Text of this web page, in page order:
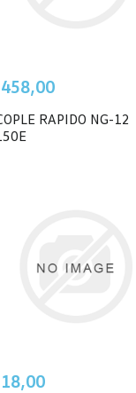
RAPIDO NG-12